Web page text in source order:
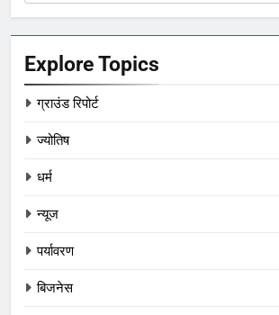
Explore Topics
ग्राउंड रिपोर्ट
ज्योतिष
धर्म
न्यूज
पर्यावरण
बिजनेस